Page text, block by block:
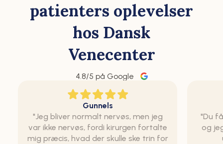
patienters oplevelser
hos Dansk
Venecenter
4.8/5 på Google
Gunnels
"Jeg bliver normalt nervøs, men jeg
var ikke nervøs, fordi kirurgen fortalte
mig præcis, hvad der skulle ske trin for
"Du
og